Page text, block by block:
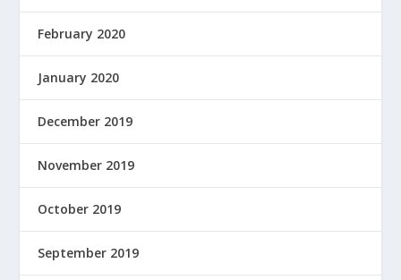
February 2020
January 2020
December 2019
November 2019
October 2019
September 2019